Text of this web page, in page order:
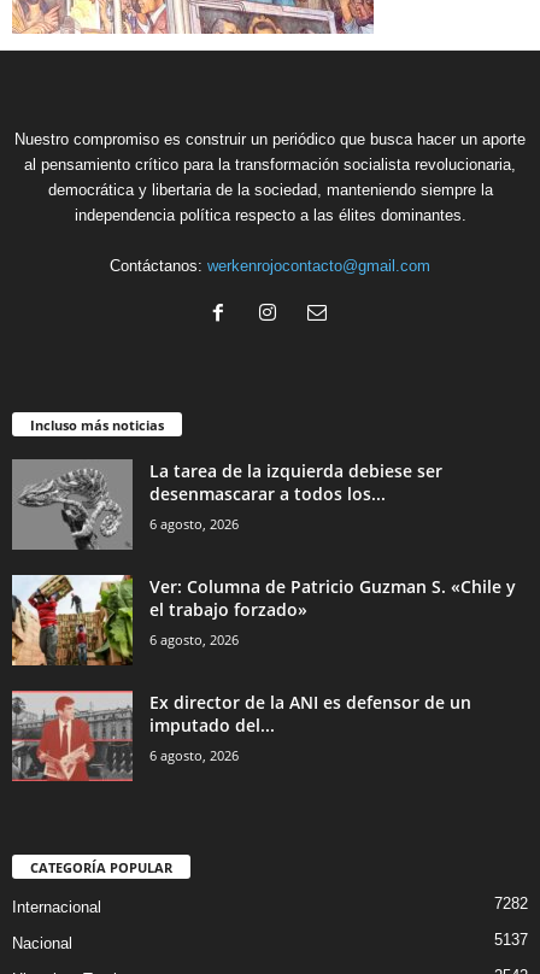
Nuestro compromiso es construir un periódico que busca hacer un aporte
al pensamiento crítico para la transformación socialista revolucionaria,
democrática y libertaria de la sociedad, manteniendo siempre la
independencia política respecto a las élites dominantes.
Contáctanos: werkenrojocontacto@gmail.com
Incluso más noticias
La tarea de la izquierda debiese ser
desenmascarar a todos los...
6 agosto, 2026
Ver: Columna de Patricio Guzman S. «Chile y
el trabajo forzado»
6 agosto, 2026
Ex director de la ANI es defensor de un
imputado del...
6 agosto, 2026
CATEGORÍA POPULAR
Internacional 7282
Nacional 5137